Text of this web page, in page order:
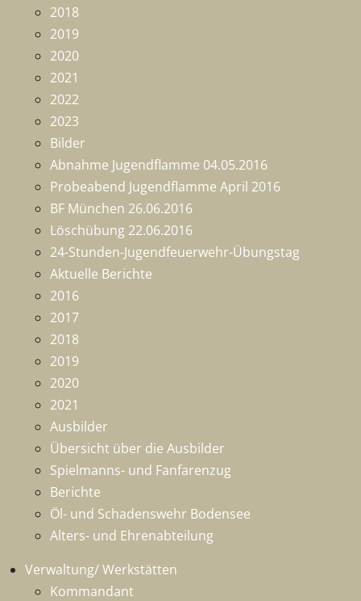
2018
2019
2020
2021
2022
2023
Bilder
Abnahme Jugendflamme 04.05.2016
Probeabend Jugendflamme April 2016
BF München 26.06.2016
Löschübung 22.06.2016
24-Stunden-Jugendfeuerwehr-Übungstag
Aktuelle Berichte
2016
2017
2018
2019
2020
2021
Ausbilder
Übersicht über die Ausbilder
Spielmanns- und Fanfarenzug
Berichte
Öl- und Schadenswehr Bodensee
Alters- und Ehrenabteilung
Verwaltung/ Werkstätten
Kommandant